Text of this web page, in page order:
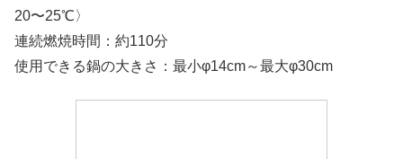
20〜25℃〉
連続燃焼時間：約110分
使用できる鍋の大きさ：最小φ14cm～最大φ30cm